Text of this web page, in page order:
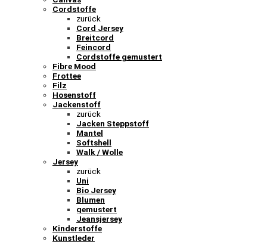
Cordstoffe
zurück
Cord Jersey
Breitcord
Feincord
Cordstoffe gemustert
Fibre Mood
Frottee
Filz
Hosenstoff
Jackenstoff
zurück
Jacken Steppstoff
Mantel
Softshell
Walk / Wolle
Jersey
zurück
Uni
Bio Jersey
Blumen
gemustert
Jeansjersey
Kinderstoffe
Kunstleder